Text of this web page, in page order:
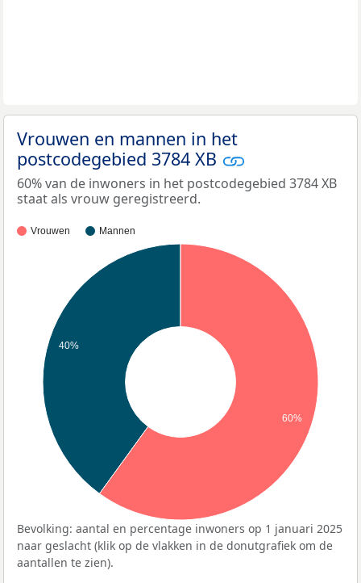
Vrouwen en mannen in het
postcodegebied 3784 XB
60% van de inwoners in het postcodegebied 3784 XB
staat als vrouw geregistreerd.
Vrouwen Mannen
40%
60%
Bevolking: aantal en percentage inwoners op 1 januari 2025
naar geslacht (klik op de vlakken in de donutgrafiek om de
aantallen te zien).